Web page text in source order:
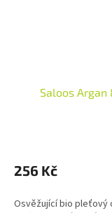
Saloos Argan
produktu
je
z
256 Kč
Osvěžující bio pleťový